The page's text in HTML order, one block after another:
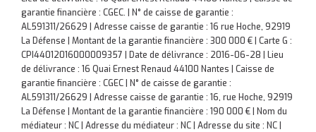
garantie financière : CGEC. | N° de caisse de garantie :
AL591311/26629 | Adresse caisse de garantie : 16 rue Hoche, 92919
La Défense | Montant de la garantie financière : 300 000 € | Carte G :
CPI44012016000009357 | Date de délivrance : 2016-06-28 | Lieu
de délivrance : 16 Quai Ernest Renaud 44100 Nantes | Caisse de
garantie financière : CGEC | N° de caisse de garantie :
AL591311/26629 | Adresse caisse de garantie : 16, rue Hoche, 92919
La Défense | Montant de la garantie financière : 190 000 € | Nom du
médiateur : NC | Adresse du médiateur : NC | Adresse du site : NC |